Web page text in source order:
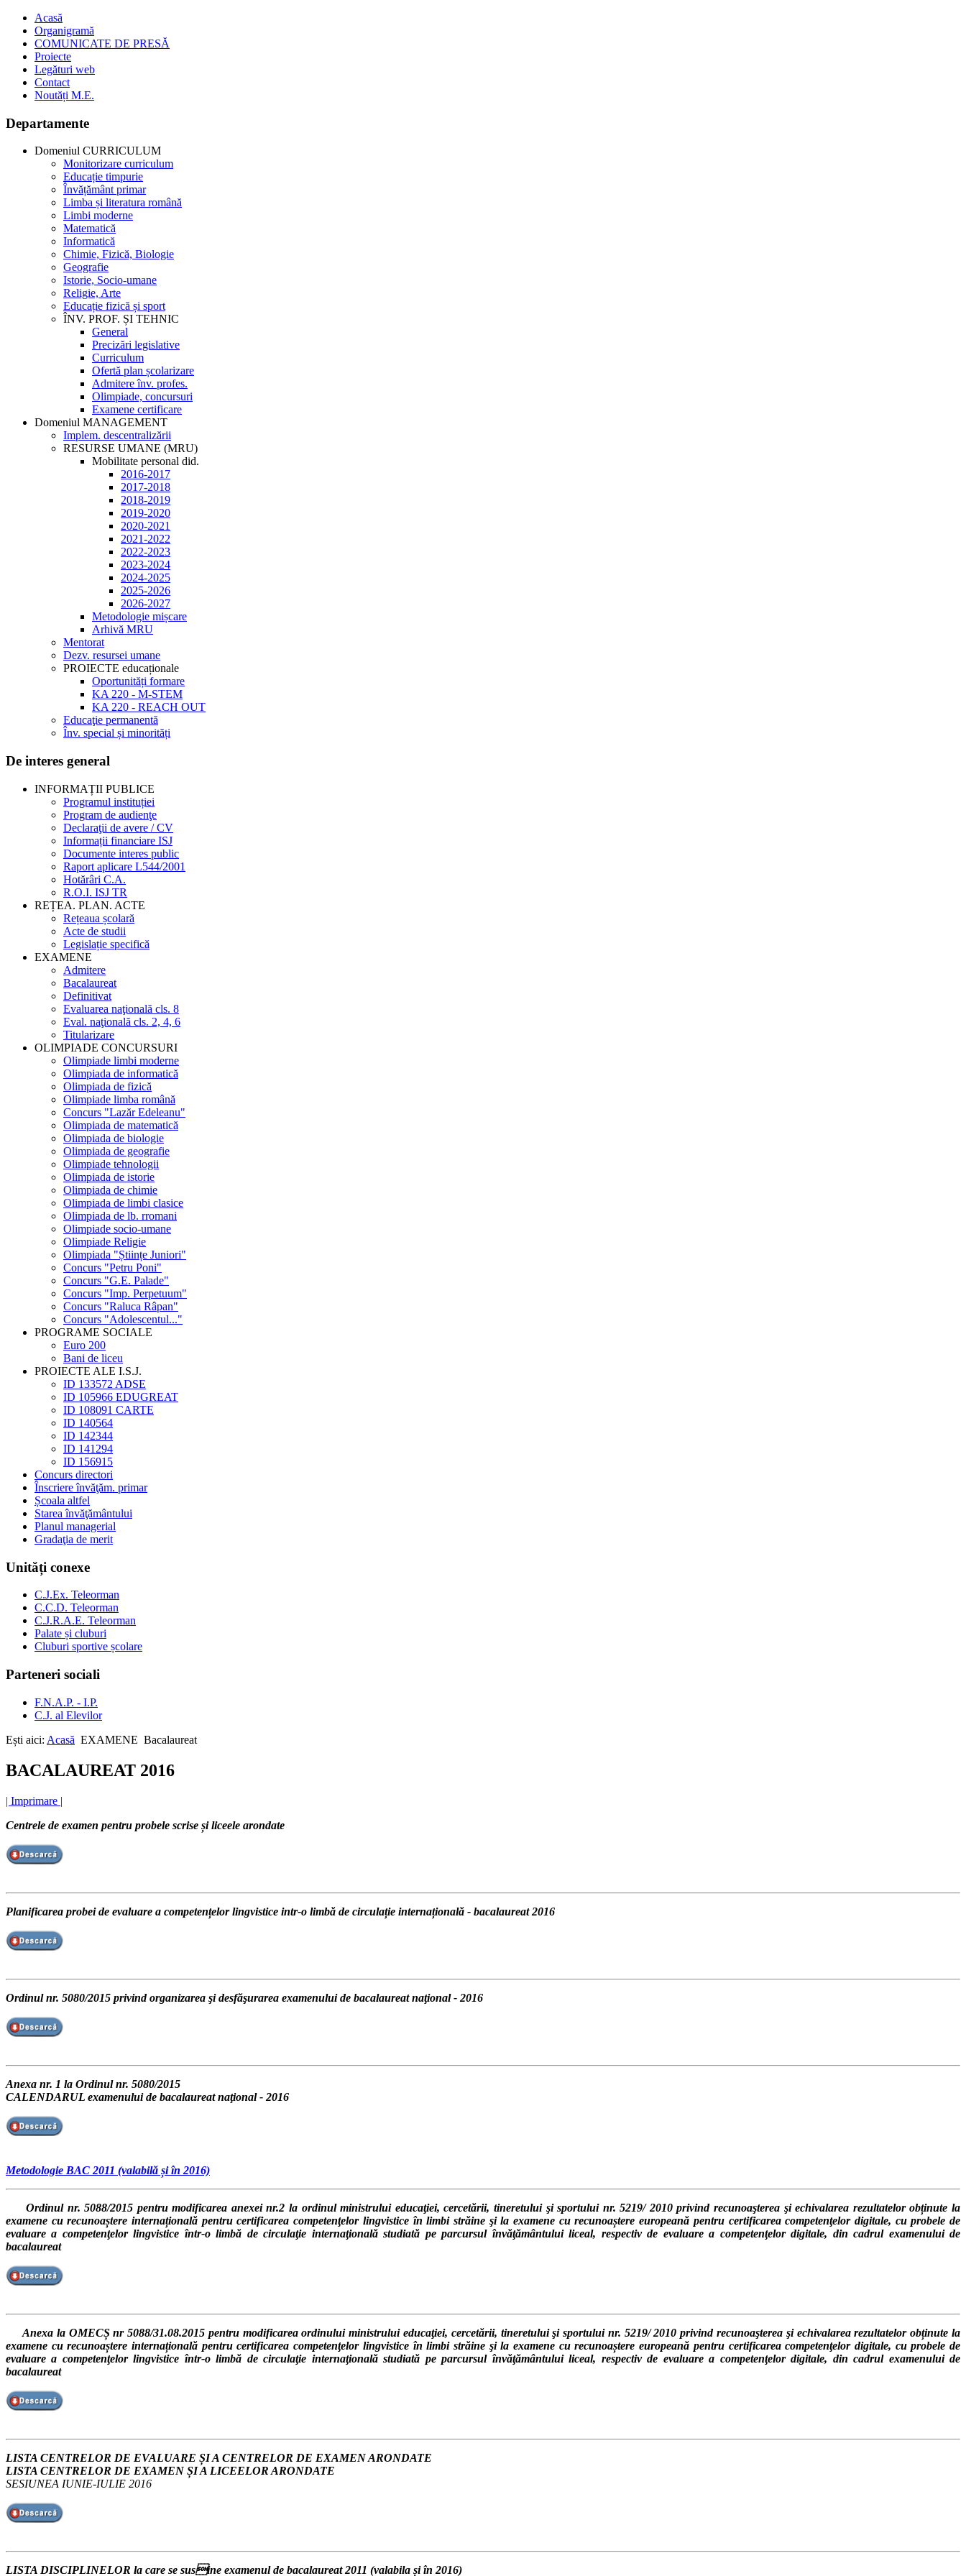
Acasă
Organigramă
COMUNICATE DE PRESĂ
Proiecte
Legături web
Contact
Noutăți M.E.
Departamente
Domeniul CURRICULUM
Monitorizare curriculum
Educație timpurie
Învățământ primar
Limba și literatura română
Limbi moderne
Matematică
Informatică
Chimie, Fizică, Biologie
Geografie
Istorie, Socio-umane
Religie, Arte
Educație fizică și sport
ÎNV. PROF. ȘI TEHNIC
General
Precizări legislative
Curriculum
Ofertă plan școlarizare
Admitere înv. profes.
Olimpiade, concursuri
Examene certificare
Domeniul MANAGEMENT
Implem. descentralizării
RESURSE UMANE (MRU)
Mobilitate personal did.
2016-2017
2017-2018
2018-2019
2019-2020
2020-2021
2021-2022
2022-2023
2023-2024
2024-2025
2025-2026
2026-2027
Metodologie mișcare
Arhivă MRU
Mentorat
Dezv. resursei umane
PROIECTE educaționale
Oportunități formare
KA 220 - M-STEM
KA 220 - REACH OUT
Educaţie permanentă
Înv. special și minorități
De interes general
INFORMAȚII PUBLICE
Programul instituției
Program de audienţe
Declaraţii de avere / CV
Informații financiare ISJ
Documente interes public
Raport aplicare L544/2001
Hotărâri C.A.
R.O.I. ISJ TR
REȚEA. PLAN. ACTE
Rețeaua școlară
Acte de studii
Legislație specifică
EXAMENE
Admitere
Bacalaureat
Definitivat
Evaluarea naţională cls. 8
Eval. naţională cls. 2, 4, 6
Titularizare
OLIMPIADE CONCURSURI
Olimpiade limbi moderne
Olimpiada de informatică
Olimpiada de fizică
Olimpiade limba română
Concurs "Lazăr Edeleanu"
Olimpiada de matematică
Olimpiada de biologie
Olimpiada de geografie
Olimpiade tehnologii
Olimpiada de istorie
Olimpiada de chimie
Olimpiada de limbi clasice
Olimpiada de lb. rromani
Olimpiade socio-umane
Olimpiade Religie
Olimpiada "Științe Juniori"
Concurs "Petru Poni"
Concurs "G.E. Palade"
Concurs "Imp. Perpetuum"
Concurs "Raluca Râpan"
Concurs "Adolescentul..."
PROGRAME SOCIALE
Euro 200
Bani de liceu
PROIECTE ALE I.S.J.
ID 133572 ADSE
ID 105966 EDUGREAT
ID 108091 CARTE
ID 140564
ID 142344
ID 141294
ID 156915
Concurs directori
Înscriere învăţăm. primar
Școala altfel
Starea învăţământului
Planul managerial
Gradaţia de merit
Unități conexe
C.J.Ex. Teleorman
C.C.D. Teleorman
C.J.R.A.E. Teleorman
Palate și cluburi
Cluburi sportive școlare
Parteneri sociali
F.N.A.P. - I.P.
C.J. al Elevilor
Ești aici: Acasă EXAMENE Bacalaureat
BACALAUREAT 2016
| Imprimare |
Centrele de examen pentru probele scrise și liceele arondate
Planificarea probei de evaluare a competențelor lingvistice intr-o limbă de circulație internațională - bacalaureat 2016
Ordinul nr. 5080/2015 privind organizarea şi desfăşurarea examenului de bacalaureat naţional - 2016
Anexa nr. 1 la Ordinul nr. 5080/2015
CALENDARUL examenului de bacalaureat naţional - 2016
Metodologie BAC 2011 (valabilă și în 2016)
Ordinul nr. 5088/2015 pentru modificarea anexei nr.2 la ordinul ministrului educaţiei, cercetării, tineretului şi sportului nr. 5219/ 2010 privind recunoaşterea şi echivalarea rezultatelor obținute la
examene cu recunoaștere internațională pentru certificarea competenţelor lingvistice în limbi străine şi la examene cu recunoaștere europeană pentru certificarea competenţelor digitale, cu probele de
evaluare a competenţelor lingvistice într-o limbă de circulaţie internaţională studiată pe parcursul învăţământului liceal, respectiv de evaluare a competenţelor digitale, din cadrul examenului de
bacalaureat
Anexa la OMECȘ nr 5088/31.08.2015 pentru modificarea ordinului ministrului educaţiei, cercetării, tineretului şi sportului nr. 5219/ 2010 privind recunoaşterea şi echivalarea rezultatelor obținute la
examene cu recunoaștere internațională pentru certificarea competenţelor lingvistice în limbi străine şi la examene cu recunoaștere europeană pentru certificarea competenţelor digitale, cu probele de
evaluare a competenţelor lingvistice într-o limbă de circulaţie internaţională studiată pe parcursul învăţământului liceal, respectiv de evaluare a competenţelor digitale, din cadrul examenului de
bacalaureat
LISTA CENTRELOR DE EVALUARE ȘI A CENTRELOR DE EXAMEN ARONDATE
LISTA CENTRELOR DE EXAMEN ȘI A LICEELOR ARONDATE
SESIUNEA IUNIE-IULIE 2016
LISTA DISCIPLINELOR la care se susine examenul de bacalaureat 2011 (valabila și în 2016)